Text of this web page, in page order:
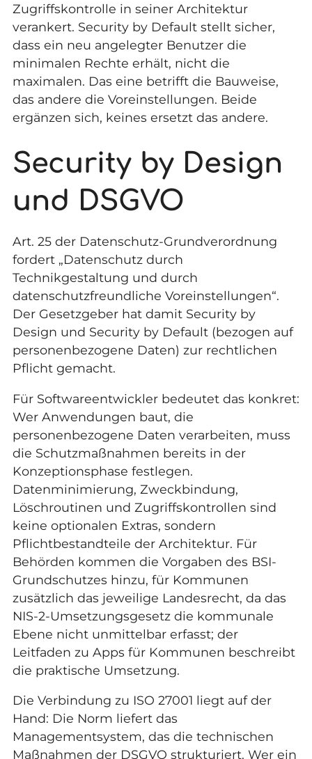
Zugriffskontrolle in seiner Architektur
verankert. Security by Default stellt sicher,
dass ein neu angelegter Benutzer die
minimalen Rechte erhält, nicht die
maximalen. Das eine betrifft die Bauweise,
das andere die Voreinstellungen. Beide
ergänzen sich, keines ersetzt das andere.
Security by Design
und DSGVO
Art. 25 der Datenschutz-Grundverordnung
fordert „Datenschutz durch
Technikgestaltung und durch
datenschutzfreundliche Voreinstellungen“.
Der Gesetzgeber hat damit Security by
Design und Security by Default (bezogen auf
personenbezogene Daten) zur rechtlichen
Pflicht gemacht.
Für Softwareentwickler bedeutet das konkret:
Wer Anwendungen baut, die
personenbezogene Daten verarbeiten, muss
die Schutzmaßnahmen bereits in der
Konzeptionsphase festlegen.
Datenminimierung, Zweckbindung,
Löschroutinen und Zugriffskontrollen sind
keine optionalen Extras, sondern
Pflichtbestandteile der Architektur. Für
Behörden kommen die Vorgaben des BSI-
Grundschutzes hinzu, für Kommunen
zusätzlich das jeweilige Landesrecht, da das
NIS-2-Umsetzungsgesetz die kommunale
Ebene nicht unmittelbar erfasst; der
Leitfaden zu Apps für Kommunen beschreibt
die praktische Umsetzung.
Die Verbindung zu ISO 27001 liegt auf der
Hand: Die Norm liefert das
Managementsystem, das die technischen
Maßnahmen der DSGVO strukturiert. Wer ein